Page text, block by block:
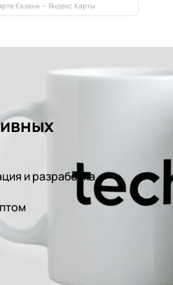
Казани — Яндекс Карты
и разработка